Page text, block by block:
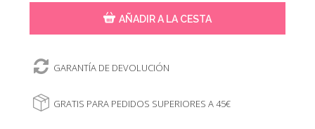
AÑADIR A LA CESTA
GARANTÍA DE DEVOLUCIÓN
GRATIS PARA PEDIDOS SUPERIORES A 45€